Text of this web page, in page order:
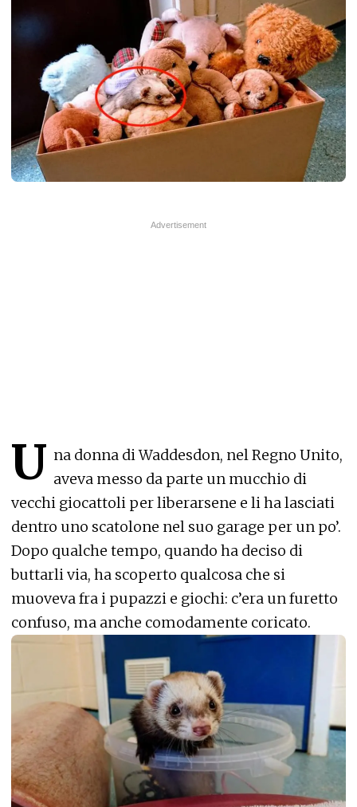
U na donna di Waddesdon, nel Regno Unito,
aveva messo da parte un mucchio di
vecchi giocattoli per liberarsene e li ha lasciati
dentro uno scatolone nel suo garage per un po’.
Dopo qualche tempo, quando ha deciso di
buttarli via, ha scoperto qualcosa che si
muoveva fra i pupazzi e giochi: c’era un furetto
confuso, ma anche comodamente coricato.